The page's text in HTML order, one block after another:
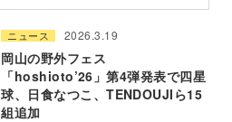
ニュース 2026.3.19
岡山の野外フェス
「hoshioto’26」第4弾発表で四星
球、日食なつこ、TENDOUJIら15
組追加